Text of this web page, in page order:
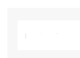
(Vereist)(Vereist)